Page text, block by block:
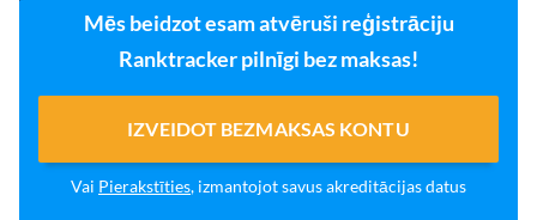
Mēs beidzot esam atvēruši reģistrāciju
Ranktracker pilnīgi bez maksas!
IZVEIDOT BEZMAKSAS KONTU
Vai Pierakstīties, izmantojot savus akreditācijas datus